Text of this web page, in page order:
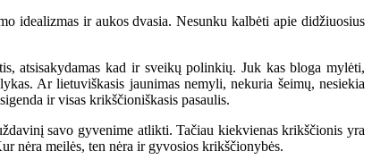
idealizmas ir aukos dvasia. Nesunku kalbėti apie didžiuosius
atsisakydamas kad ir sveikų polinkių. Juk kas bloga mylėti,
Ar lietuviškasis jaunimas nemyli, nekuria šeimų, nesiekia
ir visas krikščioniškasis pasaulis.
savo gyvenime atlikti. Tačiau kiekvienas krikščionis yra
nėra meilės, ten nėra ir gyvosios krikščionybės.